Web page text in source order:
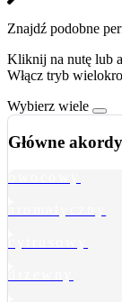
Znajdź podobne
Kliknij na nutę lub
Włącz tryb
Wybierz wiele
Główne akordy